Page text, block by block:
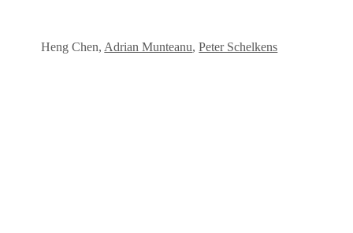
Heng Chen, Adrian Munteanu,Peter Schelkens